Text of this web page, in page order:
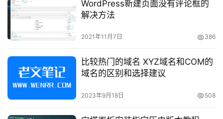
在
线
工
具
便，这样写最合适不过了。
4、流动布局，”流动布局”的含义是，各个
.left{ width:30%; float:left}
.right{ width:70%; float:right;}
WordPress新建页面没有评论框的
解决方法
2021年11月7日 386
比较热门的域名 XYZ域名和COM的
域名的区别和选择建议
2023年9月18日 508